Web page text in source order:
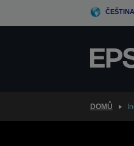
ČEŠTINA
DOMŮ